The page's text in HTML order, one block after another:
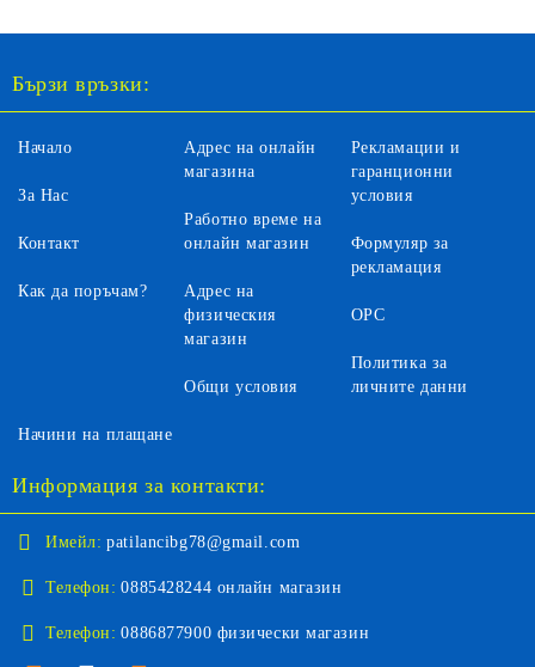
Бързи връзки:
Начало
За Нас
Контакт
Как да поръчам?
Адрес на онлайн
магазина
Работно време на
онлайн магазин
Адрес на
физическия
магазин
Общи условия
Рекламации и
гаранционни
условия
Формуляр за
рекламация
ОРС
Политика за
личните данни
Начини на плащане
Информация за контакти:
Имейл: patilancibg78@gmail.com
Телефон: 0885428244 онлайн магазин
Телефон: 0886877900 физически магазин